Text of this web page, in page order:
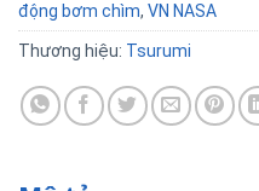
động bơm chìm, VN NASA
Thương hiệu: Tsurumi